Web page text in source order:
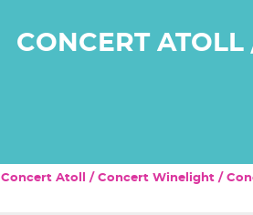
CONCERT
Concert Atoll / Concert Winelight /